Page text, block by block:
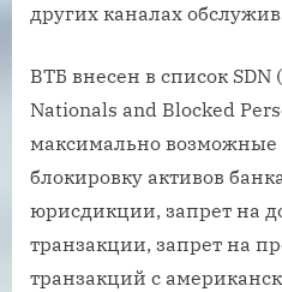
других каналах
ВТБ внесен в список SDN
Nationals and Blocked
максимально
блокировку активов
юрисдикции, запрет на
транзакции, запрет на
транзакций с